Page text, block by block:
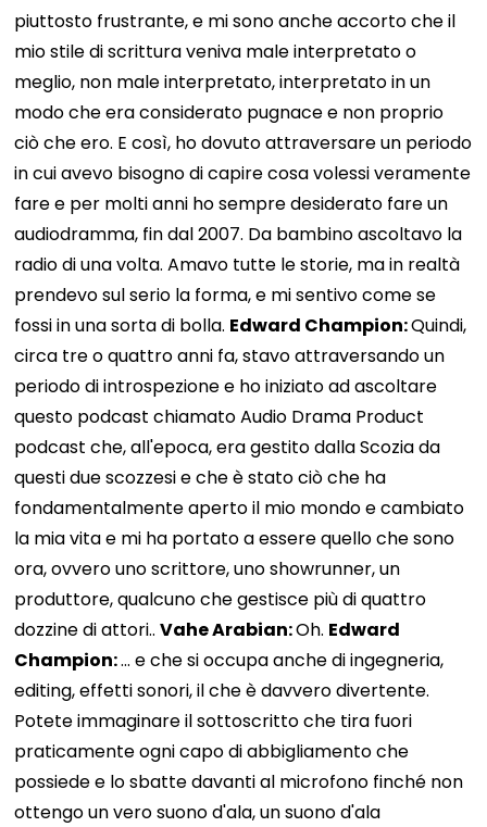
piuttosto frustrante, e mi sono anche accorto che il
mio stile di scrittura veniva male interpretato o
meglio, non male interpretato, interpretato in un
modo che era considerato pugnace e non proprio
ciò che ero. E così, ho dovuto attraversare un periodo
in cui avevo bisogno di capire cosa volessi veramente
fare e per molti anni ho sempre desiderato fare un
audiodramma, fin dal 2007. Da bambino ascoltavo la
radio di una volta. Amavo tutte le storie, ma in realtà
prendevo sul serio la forma, e mi sentivo come se
fossi in una sorta di bolla. Edward Champion:Quindi,
circa tre o quattro anni fa, stavo attraversando un
periodo di introspezione e ho iniziato ad ascoltare
questo podcast chiamato Audio Drama Product
podcast che, all'epoca, era gestito dalla Scozia da
questi due scozzesi e che è stato ciò che ha
fondamentalmente aperto il mio mondo e cambiato
la mia vita e mi ha portato a essere quello che sono
ora, ovvero uno scrittore, uno showrunner, un
produttore, qualcuno che gestisce più di quattro
dozzine di attori..Vahe Arabian:Oh. Edward
Champion:... e che si occupa anche di ingegneria,
editing, effetti sonori, il che è davvero divertente.
Potete immaginare il sottoscritto che tira fuori
praticamente ogni capo di abbigliamento che
possiede e lo sbatte davanti al microfono finché non
ottengo un vero suono d'ala, un suono d'ala